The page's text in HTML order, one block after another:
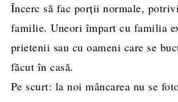
Încerc să fac porții normale,
familie. Uneori împart cu familia
prietenii sau cu oameni care se
făcut în casă.
Pe scurt: la noi mâncarea nu se